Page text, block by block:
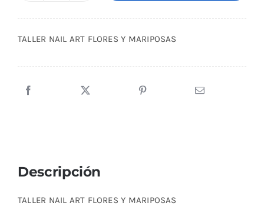
FLORES
cantidad
TALLER NAIL ART FLORES Y MARIPOSAS
Descripción
TALLER NAIL ART FLORES Y MARIPOSAS